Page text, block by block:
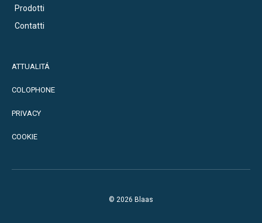
Prodotti
Contatti
ATTUALITÁ
COLOPHONE
PRIVACY
COOKIE
© 2026 Blaas